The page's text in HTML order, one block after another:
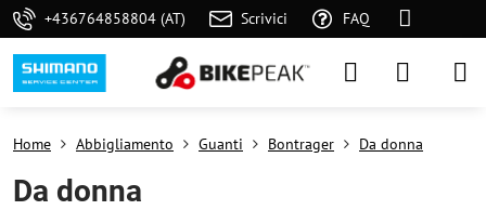
+436764858804 (AT) Scrivici FAQ
Home Abbigliamento Guanti Bontrager Da donna
Da donna